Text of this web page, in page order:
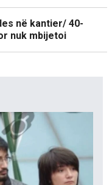
në kantier/ 40-
nuk mbijetoi